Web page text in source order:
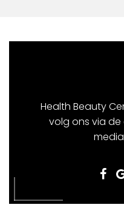
Health Beauty
volg ons via